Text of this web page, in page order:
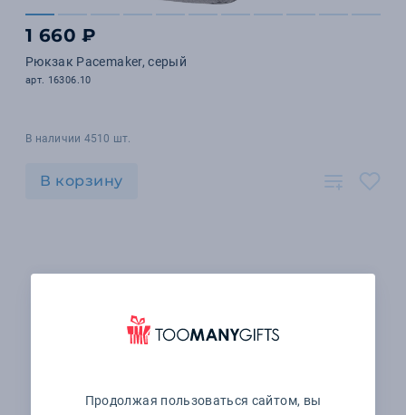
1 660 ₽
Рюкзак Pacemaker, серый
арт. 16306.10
В наличии 4510 шт.
В корзину
Продолжая пользоваться сайтом, вы